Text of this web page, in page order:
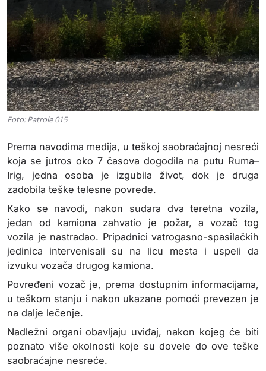
Foto: Patrole 015
Prema navodima medija, u teškoj saobraćajnoj nesreći
koja se jutros oko 7 časova dogodila na putu Ruma–
Irig, jedna osoba je izgubila život, dok je druga
zadobila teške telesne povrede.
Kako se navodi, nakon sudara dva teretna vozila,
jedan od kamiona zahvatio je požar, a vozač tog
vozila je nastradao. Pripadnici vatrogasno-spasilačkih
jedinica intervenisali su na licu mesta i uspeli da
izvuku vozača drugog kamiona.
Povređeni vozač je, prema dostupnim informacijama,
u teškom stanju i nakon ukazane pomoći prevezen je
na dalje lečenje.
Nadležni organi obavljaju uviđaj, nakon kojeg će biti
poznato više okolnosti koje su dovele do ove teške
saobraćajne nesreće.